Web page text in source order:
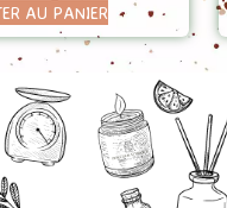
AU PANIER